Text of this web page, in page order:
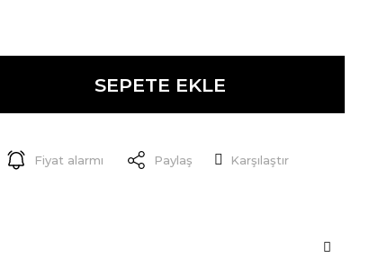
SEPETE EKLE
Fiyat alarmı Paylaş Karşılaştır